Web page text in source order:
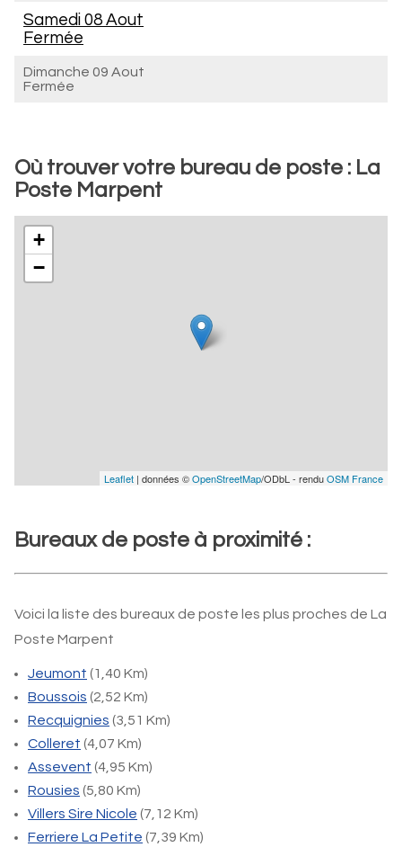
Samedi 08 Aout
Fermée
Dimanche 09 Aout
Fermée
Où trouver votre bureau de poste : La
Poste Marpent
+
−
Leaflet | données ©OpenStreetMap/ODbL - renduOSM France
Bureaux de poste à proximité :
Voici la liste des bureaux de poste les plus proches de La
Poste Marpent
Jeumont (1,40 Km)
Boussois (2,52 Km)
Recquignies (3,51 Km)
Colleret (4,07 Km)
Assevent (4,95 Km)
Rousies (5,80 Km)
Villers Sire Nicole (7,12 Km)
Ferriere La Petite (7,39 Km)